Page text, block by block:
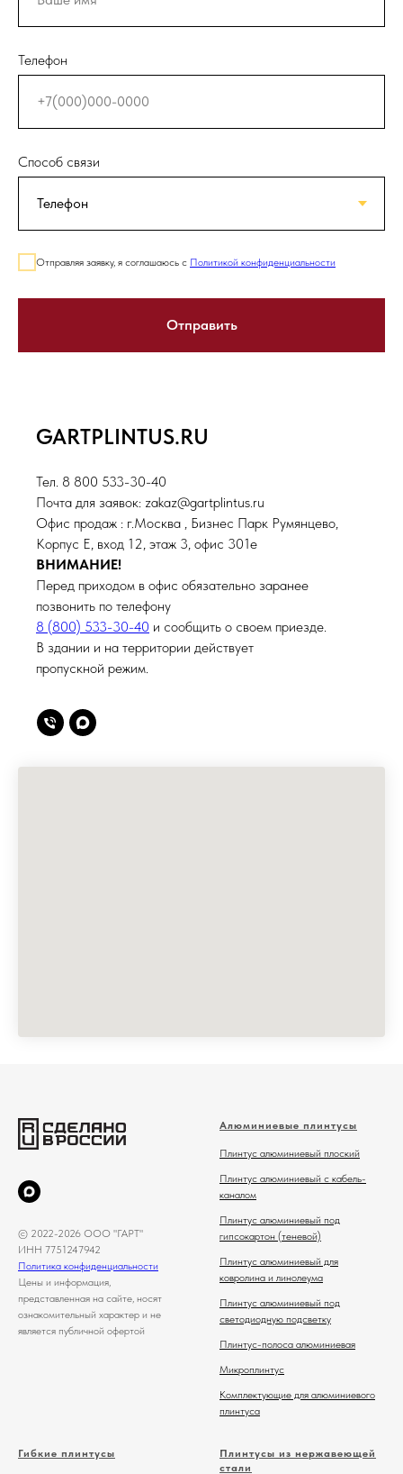
Телефон
Способ связи
Отправляя заявку, я соглашаюсь с Политикой конфиденциальности
Отправить
GARTPLINTUS.RU
Тел. 8 800 533-30-40
Почта для заявок: zakaz@gartplintus.ru
Офис продаж : г.Москва , Бизнес Парк Румянцево,
Корпус Е, вход 12, этаж 3, офис 301е
ВНИМАНИЕ!
Перед приходом в офис обязательно заранее
позвонить по телефону
8 (800) 533-30-40 и сообщить о своем приезде.
В здании и на территории действует
пропускной режим.
© 2022-2026 ООО "ГАРТ"
ИНН 7751247942
Политика конфиденциальности
Цены и информация,
представленная на сайте, носят
ознакомительный характер и не
является публичной офертой
Алюминиевые плинтусы
Плинтус алюминиевый плоский
Плинтус алюминиевый с кабель-
каналом
Плинтус алюминиевый под
гипсокартон (теневой)
Плинтус алюминиевый для
ковролина и линолеума
Плинтус алюминиевый под
светодиодную подсветку
Плинтус-полоса алюминиевая
Микроплинтус
Комплектующие для алюминиевого
плинтуса
Гибкие плинтусы
Плинтусы из нержавеющей
стали